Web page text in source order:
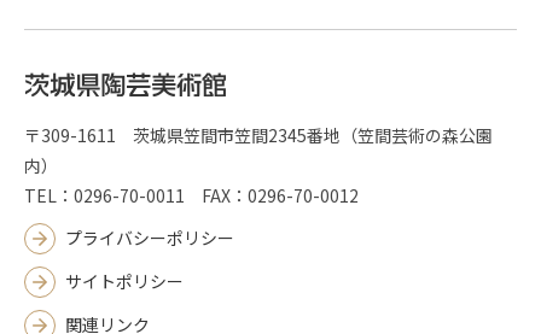
〒309-1611 茨城県笠間市笠間2345番地（笠間芸術の森公園
内）
TEL：0296-70-0011 FAX：0296-70-0012
プライバシーポリシー
サイトポリシー
関連リンク